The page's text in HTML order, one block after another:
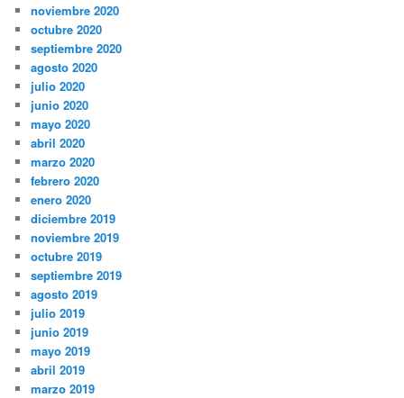
noviembre 2020
octubre 2020
septiembre 2020
agosto 2020
julio 2020
junio 2020
mayo 2020
abril 2020
marzo 2020
febrero 2020
enero 2020
diciembre 2019
noviembre 2019
octubre 2019
septiembre 2019
agosto 2019
julio 2019
junio 2019
mayo 2019
abril 2019
marzo 2019